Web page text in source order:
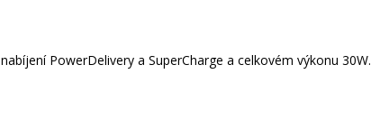
PowerDelivery a SuperCharge a celkovém výkonu 30W.